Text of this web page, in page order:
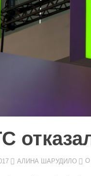
АЛИНА ШАРУДИЛО О